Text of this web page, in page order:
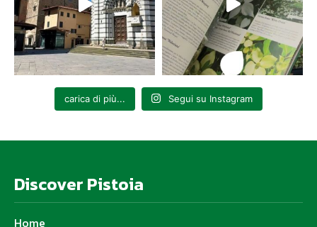
carica di più... Segui su Instagram
Discover Pistoia
Home